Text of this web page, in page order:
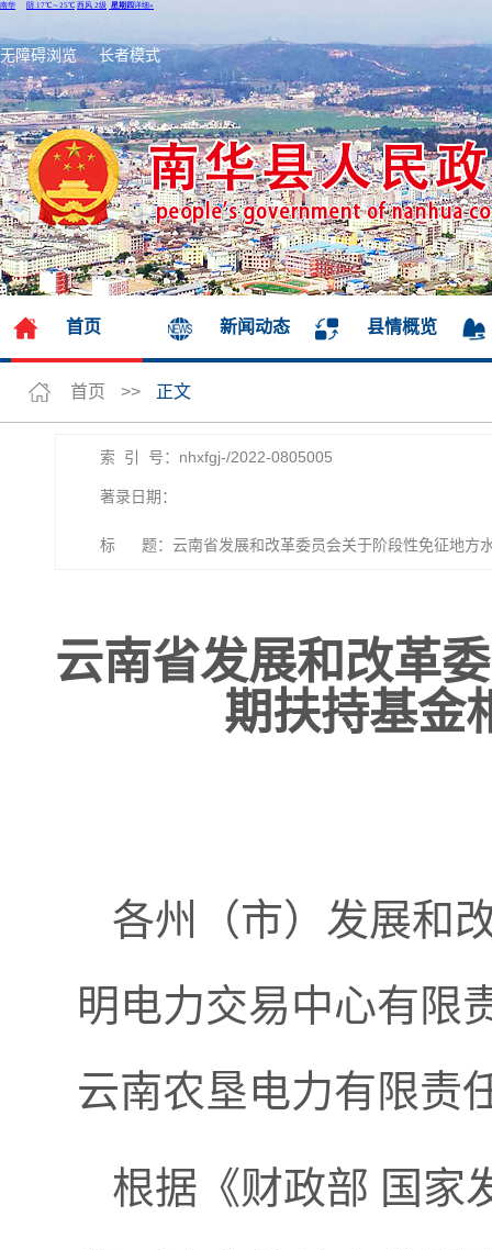
无障碍浏览 长者模式
首页 新闻动态 县情概览
首页 >> 正文
索 引 号：nhxfgj-/2022-0805005
著录日期：
标 题：云南省发展和改革委员会关于阶段性免征地方
云南省发展和改革
期扶持基金
各州（市）发展和
明电力交易中心有限
云南农垦电力有限责
根据《财政部 国家